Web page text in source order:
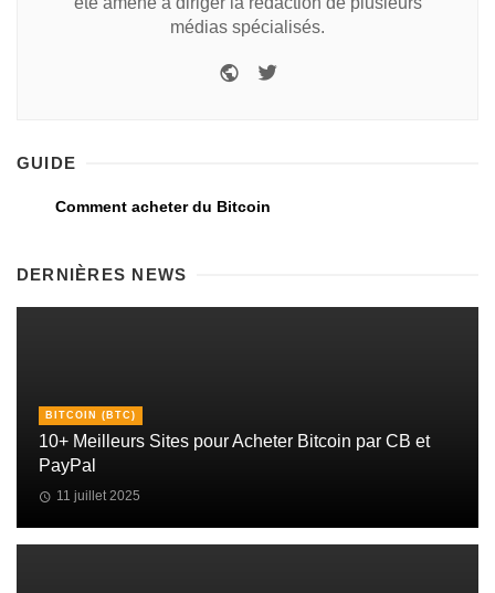
médias spécialisés.
GUIDE
Comment acheter du Bitcoin
DERNIÈRES NEWS
BITCOIN (BTC)
10+ Meilleurs Sites pour Acheter Bitcoin par CB et
PayPal
11 juillet 2025